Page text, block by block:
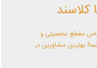
کلاسند
مقطع تحصیلی و
بهترین مشاورین در